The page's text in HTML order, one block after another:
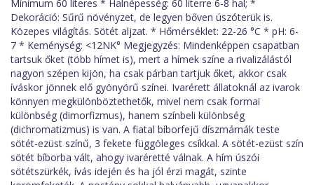
Minimum 60 literes * Halnépesség: 60 literre 6-8 hal; *
Dekoráció: Sűrű növényzet, de legyen bőven úszóterük is.
Közepes világítás. Sötét aljzat. * Hőmérséklet: 22-26 °C * pH: 6-
7 * Keménység: <12NK° Megjegyzés: Mindenképpen csapatban
tartsuk őket (több hímet is), mert a hímek színe a rivalizálástól
nagyon szépen kijön, ha csak párban tartjuk őket, akkor csak
íváskor jönnek elő gyönyörű színei. Ivarérett állatoknál az ivarok
könnyen megkülönböztethetők, mivel nem csak formai
különbség (dimorfizmus), hanem színbeli különbség
(dichromatizmus) is van. A fiatal bíborfejű díszmárnák teste
sötét-ezüst színű, 3 fekete függöleges csíkkal. A sötét-ezüst szín
sötét bíborba vált, ahogy ivaréretté válnak. A hím úszói
sötétszürkék, ívás idején és ha jól érzi magát, szinte